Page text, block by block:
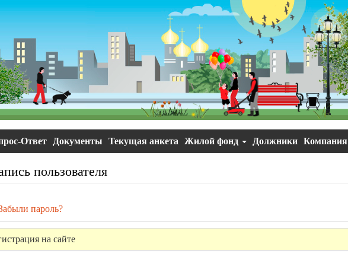
Ответ Документы Текущая анкета Жилой фонд Должники Компания
пользователя
пароль?
на сайте